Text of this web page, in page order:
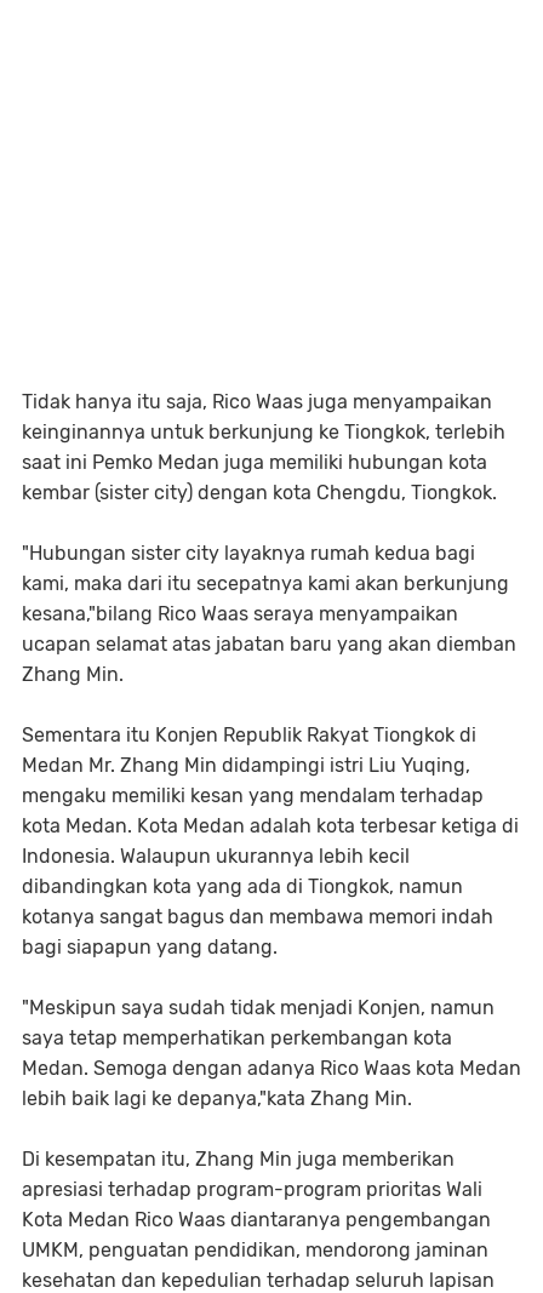
Tidak hanya itu saja, Rico Waas juga menyampaikan
keinginannya untuk berkunjung ke Tiongkok, terlebih
saat ini Pemko Medan juga memiliki hubungan kota
kembar (sister city) dengan kota Chengdu, Tiongkok.
"Hubungan sister city layaknya rumah kedua bagi
kami, maka dari itu secepatnya kami akan berkunjung
kesana,"bilang Rico Waas seraya menyampaikan
ucapan selamat atas jabatan baru yang akan diemban
Zhang Min.
Sementara itu Konjen Republik Rakyat Tiongkok di
Medan Mr. Zhang Min didampingi istri Liu Yuqing,
mengaku memiliki kesan yang mendalam terhadap
kota Medan. Kota Medan adalah kota terbesar ketiga di
Indonesia. Walaupun ukurannya lebih kecil
dibandingkan kota yang ada di Tiongkok, namun
kotanya sangat bagus dan membawa memori indah
bagi siapapun yang datang.
"Meskipun saya sudah tidak menjadi Konjen, namun
saya tetap memperhatikan perkembangan kota
Medan. Semoga dengan adanya Rico Waas kota Medan
lebih baik lagi ke depanya,"kata Zhang Min.
Di kesempatan itu, Zhang Min juga memberikan
apresiasi terhadap program-program prioritas Wali
Kota Medan Rico Waas diantaranya pengembangan
UMKM, penguatan pendidikan, mendorong jaminan
kesehatan dan kepedulian terhadap seluruh lapisan